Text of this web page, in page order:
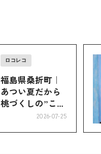
ロコレコ
福島県桑折町｜
あつい夏だから
桃づくしの”こお
2026-07-25